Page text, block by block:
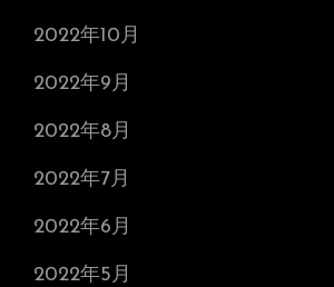
2022年10月
2022年9月
2022年8月
2022年7月
2022年6月
2022年5月